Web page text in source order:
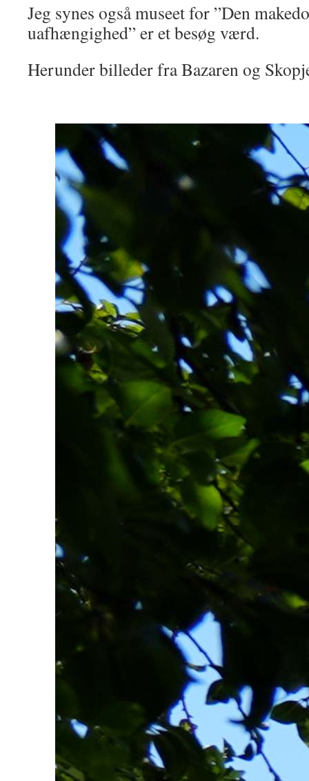
Jeg synes også museet for ”Den
uafhængighed” er et besøg værd.
Herunder billeder fra Bazaren og